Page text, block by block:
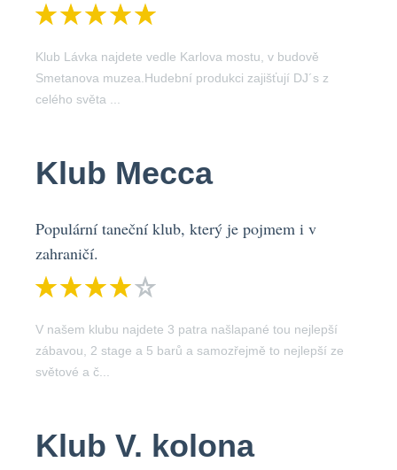
Klub Lávka najdete vedle Karlova mostu, v budově
Smetanova muzea.Hudební produkci zajišťují DJ´s z
celého světa ...
Klub Mecca
Populární taneční klub, který je pojmem i v
zahraničí.
V našem klubu najdete 3 patra našlapané tou nejlepší
zábavou, 2 stage a 5 barů a samozřejmě to nejlepší ze
světové a č...
Klub V. kolona